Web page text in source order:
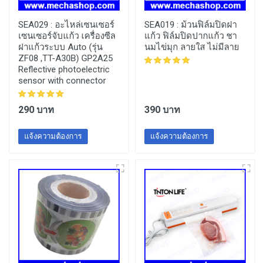
SEA029 : อะไหล่เซนเซอร์
เซนเซอร์จับแก้ว เครื่องซีล
ฝาแก้วระบบ Auto (รุ่น
ZF08 ,TT-A30B) GP2A25
Reflective photoelectric
sensor with connector
290 บาท
แจ้งความต้องการ
SEA019 : ม้วนฟิล์มปิดฝา
แก้ว ฟิล์มปิดปากแก้ว ชา
นมไข่มุก ลายใส ไม่มีลาย
390 บาท
แจ้งความต้องการ